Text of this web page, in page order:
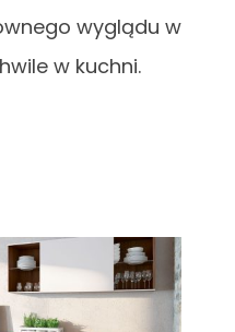
wyglądu w
w kuchni.